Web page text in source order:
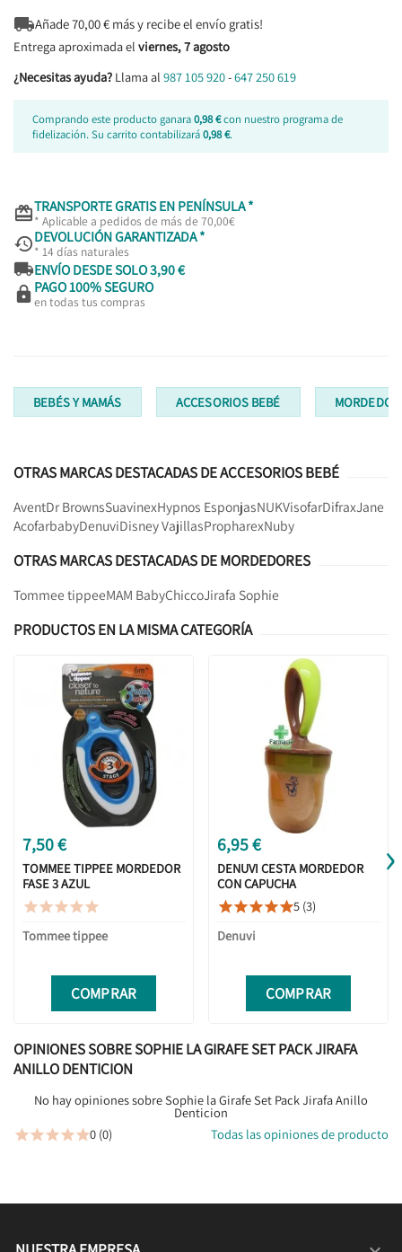
Añade70,00€ más y recibe el envío gratis!
Entrega aproximada el viernes, 7 agosto
¿Necesitas ayuda? Llama al 987 105 920-647 250 619
Comprando este producto ganara0,98 €con nuestro programa de
fidelización. Su carrito contabilizará0,98 €.
TRANSPORTE GRATIS EN PENÍNSULA *
* Aplicable a pedidos de más de 70,00€
DEVOLUCIÓN GARANTIZADA *
* 14 días naturales
ENVÍO DESDE SOLO 3,90 €
 PAGO 100% SEGURO
en todas tus compras
BEBÉS Y MAMÁS ACCESORIOS BEBÉ
OTRAS MARCAS DESTACADAS DE ACCESORIOS BEBÉ
AventDr BrownsSuavinexHypnos EsponjasNUKVisofarDifraxJane
AcofarbabyDenuviDisney VajillasPropharexNuby
OTRAS MARCAS DESTACADAS DE MORDEDORES
Tommee tippeeMAM BabyChiccoJirafa Sophie
PRODUCTOS EN LA MISMA CATEGORÍA
7,50 €
TOMMEE TIPPEE MORDEDOR
FASE 3 AZUL

Tommee tippee
COMPRAR
6,95 €
DENUVI CESTA MORDEDOR
CON CAPUCHA
5 (3)
Denuvi
COMPRAR
›
OPINIONES SOBRE SOPHIE LA GIRAFE SET PACK JIRAFA
ANILLO DENTICION
No hay opiniones sobre Sophie la Girafe Set Pack Jirafa Anillo
Denticion
0 (0) Todas las opiniones de producto